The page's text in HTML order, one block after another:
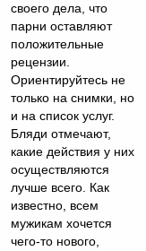
своего дела, что
парни оставляют
положительные
рецензии.
Ориентируйтесь не
только на снимки, но
и на список услуг.
Бляди отмечают,
какие действия у них
осуществляются
лучше всего. Как
известно, всем
мужикам хочется
чего-то нового,